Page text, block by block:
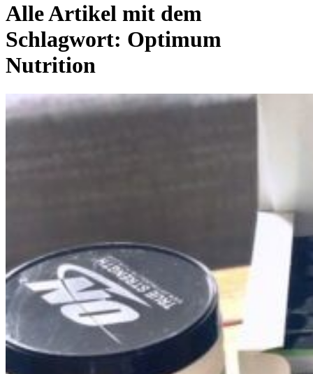
Alle Artikel mit dem
Schlagwort: Optimum
Nutrition